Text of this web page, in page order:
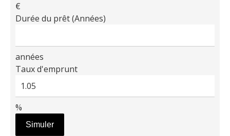
€
Durée du prêt (Années)
années
Taux d'emprunt
%
Simuler